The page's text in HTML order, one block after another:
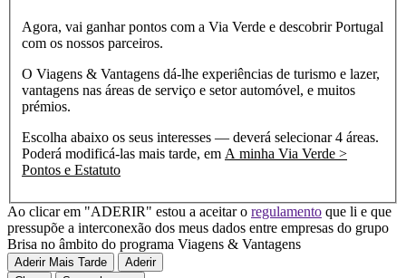
Agora, vai ganhar pontos com a Via Verde e descobrir Portugal
com os nossos parceiros.
O Viagens & Vantagens dá-lhe experiências de turismo e lazer,
vantagens nas áreas de serviço e setor automóvel, e muitos
prémios.
Escolha abaixo os seus interesses — deverá selecionar 4 áreas.
Poderá modificá-las mais tarde, em A minha Via Verde >
Pontos e Estatuto
Ao clicar em "ADERIR" estou a aceitar o regulamento que li e que
pressupõe a interconexão dos meus dados entre empresas do grupo
Brisa no âmbito do programa Viagens & Vantagens
Aderir Mais Tarde
Aderir